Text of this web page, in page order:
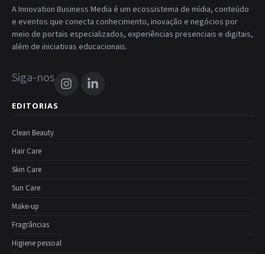
A Innovation Business Media é um ecossistema de mídia, conteúdo
e eventos que conecta conhecimento, inovação e negócios por
meio de portais especializados, experiências presenciais e digitais,
além de iniciativas educacionais.
Siga-nos
EDITORIAS
Clean Beauty
Hair Care
Skin Care
Sun Care
Make-up
Fragrâncias
Higiene pessoal